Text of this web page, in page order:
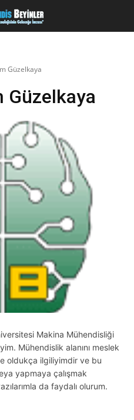
Güzelkaya
Güzelkaya
Makina Mühendisliği
Mühendislik alanını meslek
oldukça ilgiliyimdir ve bu
yapmaya çalışmak
da faydalı olurum.